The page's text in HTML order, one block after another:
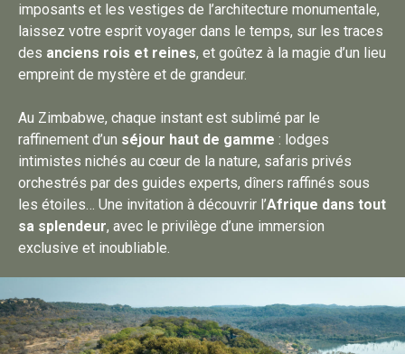
imposants et les vestiges de l’architecture monumentale,
laissez votre esprit voyager dans le temps, sur les traces
des anciens rois et reines, et goûtez à la magie d’un lieu
empreint de mystère et de grandeur.
Au Zimbabwe, chaque instant est sublimé par le
raffinement d’un séjour haut de gamme : lodges
intimistes nichés au cœur de la nature, safaris privés
orchestrés par des guides experts, dîners raffinés sous
les étoiles… Une invitation à découvrir l’Afrique dans tout
sa splendeur, avec le privilège d’une immersion
exclusive et inoubliable.